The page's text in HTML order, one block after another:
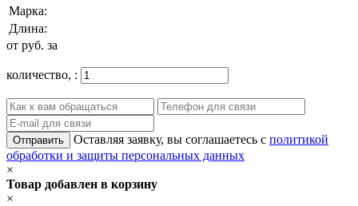
Марка:
Длина:
от руб. за
количество, :
Отправить Оставляя заявку, вы соглашаетесь с политикой
обработки и защиты персональных данных
×
Товар добавлен в корзину
×